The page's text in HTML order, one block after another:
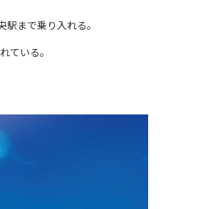
まで乗り入れる。
ている。